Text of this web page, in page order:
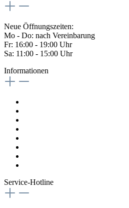
Neue Öffnungszeiten:
Mo - Do: nach Vereinbarung
Fr: 16:00 - 19:00 Uhr
Sa: 11:00 - 15:00 Uhr
Informationen
Service-Hotline